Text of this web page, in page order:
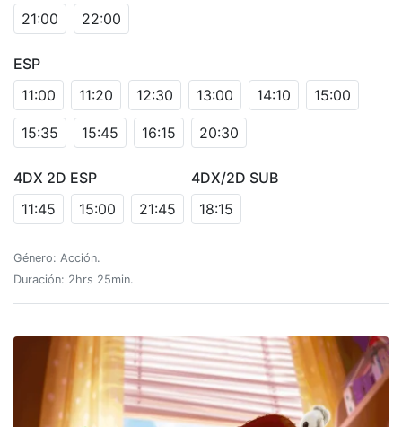
21:00 22:00
ESP
11:00
11:20 12:30 13:00 14:10 15:00
15:35 15:45 16:15 20:30
4DX 2D ESP
11:45
15:00 21:45
4DX/2D SUB
18:15
Género: Acción.
Duración: 2hrs 25min.